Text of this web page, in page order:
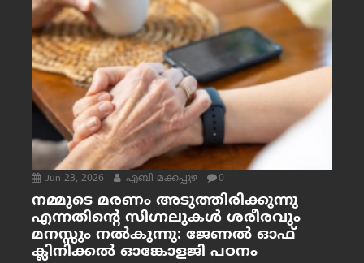
Jun 23, 2026 എബി മക്കപ്പുഴ 0
നമ്മുടെ മരണം അടുത്തിരിക്കുന്നു
എന്നതിന്റെ സിഗ്നലുകൾ ശരീരവും
മനസ്സും നല്‍കുന്നു: ജേണല്‍ ഓഫ്
ക്ലിനിക്കല്‍ ഓങ്കോളജി പഠനം